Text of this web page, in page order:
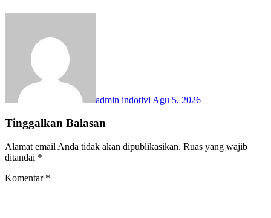
admin indotivi Agu 5, 2026
Tinggalkan Balasan
Alamat email Anda tidak akan dipublikasikan. Ruas yang wajib
ditandai *
Komentar *